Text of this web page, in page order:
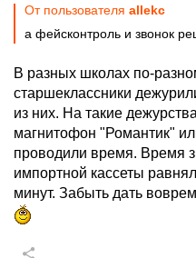
От пользователя allekc
а фейсконтроль и звонок
В разных школах по-
старшеклассники
из них. На такие
магнитофон "Романтик"
проводили время. Время
импортной кассеты
минут. Забыть дать